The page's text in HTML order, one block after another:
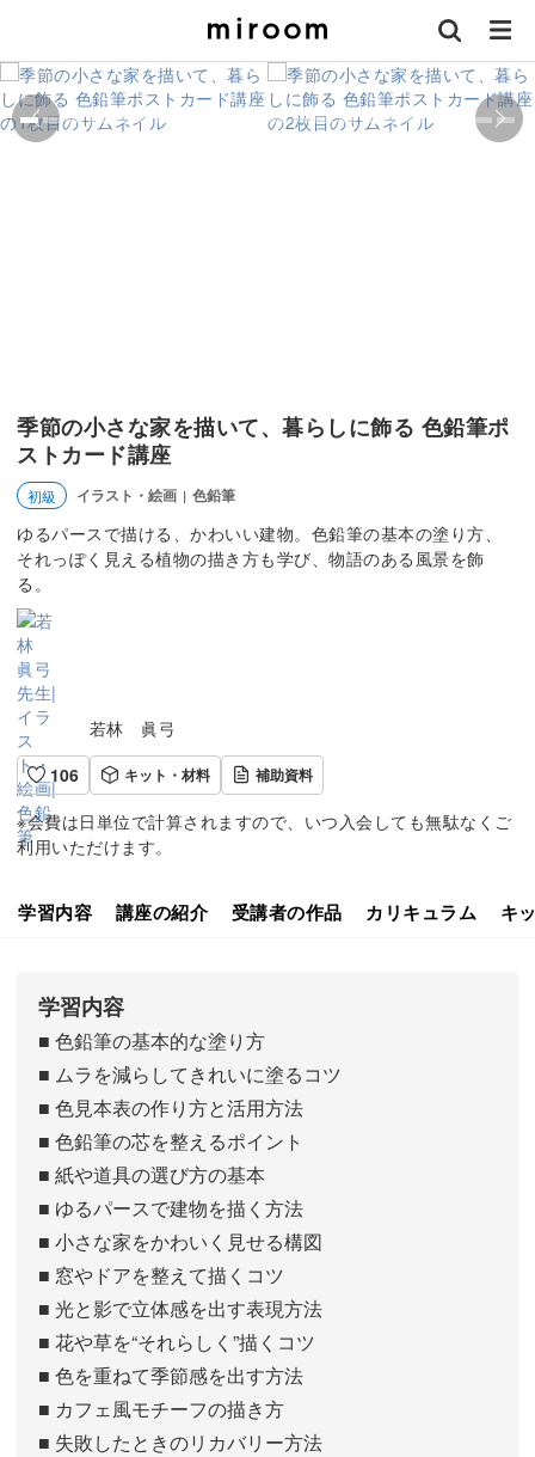
季節の小さな家を描いて、暮らしに飾る 色鉛筆ポ
ストカード講座
初級 イラスト・絵画 | 色鉛筆
ゆるパースで描ける、かわいい建物。色鉛筆の基本の塗り方、
それっぽく見える植物の描き方も学び、物語のある風景を飾
る。
若林 眞弓
106
キット・材料 補助資料
※会費は日単位で計算されますので、いつ入会しても無駄なくご
利用いただけます。
学習内容 講座の紹介 受講者の作品 カリキュラム キ
学習内容
■ 色鉛筆の基本的な塗り方
■ ムラを減らしてきれいに塗るコツ
■ 色見本表の作り方と活用方法
■ 色鉛筆の芯を整えるポイント
■ 紙や道具の選び方の基本
■ ゆるパースで建物を描く方法
■ 小さな家をかわいく見せる構図
■ 窓やドアを整えて描くコツ
■ 光と影で立体感を出す表現方法
■ 花や草を“それらしく”描くコツ
■ 色を重ねて季節感を出す方法
■ カフェ風モチーフの描き方
■ 失敗したときのリカバリー方法